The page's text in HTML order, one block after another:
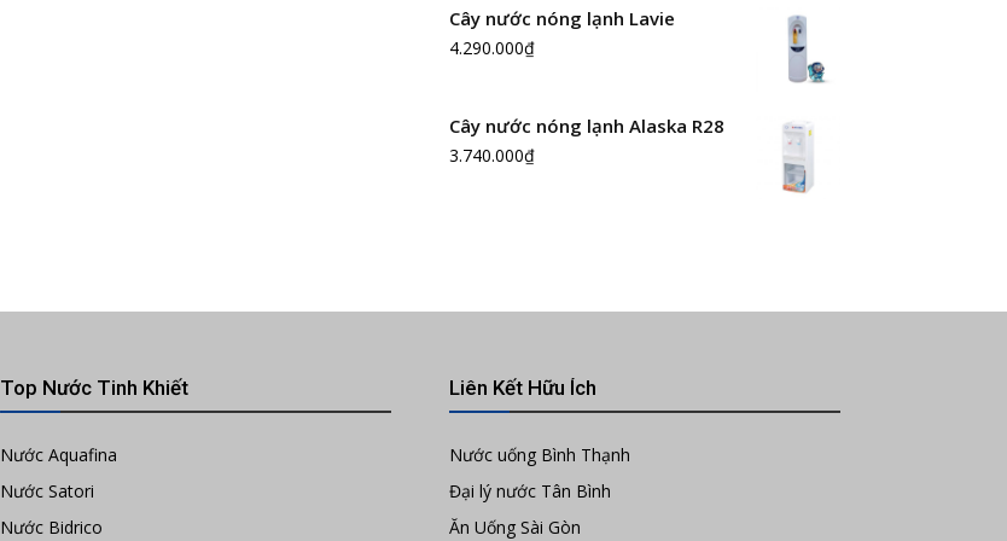
Cây nước nóng lạnh Lavie
4.290.000₫
Cây nước nóng lạnh Alaska R28
3.740.000₫
Top Nước Tinh Khiết
Nước Aquafina
Nước Satori
Nước Bidrico
Liên Kết Hữu Ích
Nước uống Bình Thạnh
Đại lý nước Tân Bình
Ăn Uống Sài Gòn